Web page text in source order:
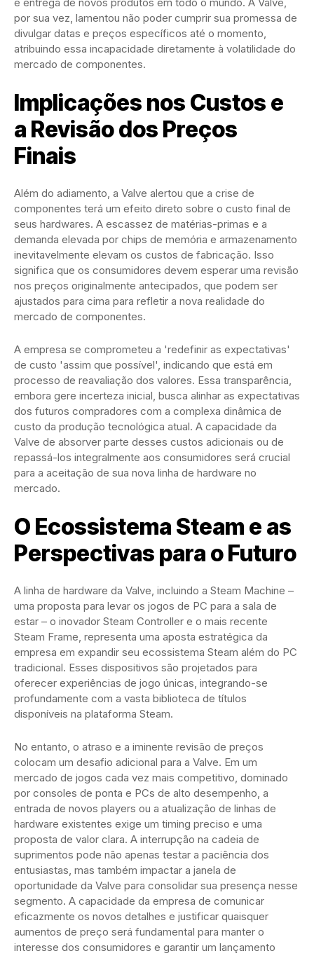
por sua vez, lamentou não poder cumprir sua promessa de
divulgar datas e preços específicos até o momento,
atribuindo essa incapacidade diretamente à volatilidade do
mercado de componentes.
Implicações nos Custos e
a Revisão dos Preços
Finais
Além do adiamento, a Valve alertou que a crise de
componentes terá um efeito direto sobre o custo final de
seus hardwares. A escassez de matérias-primas e a
demanda elevada por chips de memória e armazenamento
inevitavelmente elevam os custos de fabricação. Isso
significa que os consumidores devem esperar uma revisão
nos preços originalmente antecipados, que podem ser
ajustados para cima para refletir a nova realidade do
mercado de componentes.
A empresa se comprometeu a 'redefinir as expectativas'
de custo 'assim que possível', indicando que está em
processo de reavaliação dos valores. Essa transparência,
embora gere incerteza inicial, busca alinhar as expectativas
dos futuros compradores com a complexa dinâmica de
custo da produção tecnológica atual. A capacidade da
Valve de absorver parte desses custos adicionais ou de
repassá-los integralmente aos consumidores será crucial
para a aceitação de sua nova linha de hardware no
mercado.
O Ecossistema Steam e as
Perspectivas para o Futuro
A linha de hardware da Valve, incluindo a Steam Machine –
uma proposta para levar os jogos de PC para a sala de
estar – o inovador Steam Controller e o mais recente
Steam Frame, representa uma aposta estratégica da
empresa em expandir seu ecossistema Steam além do PC
tradicional. Esses dispositivos são projetados para
oferecer experiências de jogo únicas, integrando-se
profundamente com a vasta biblioteca de títulos
disponíveis na plataforma Steam.
No entanto, o atraso e a iminente revisão de preços
colocam um desafio adicional para a Valve. Em um
mercado de jogos cada vez mais competitivo, dominado
por consoles de ponta e PCs de alto desempenho, a
entrada de novos players ou a atualização de linhas de
hardware existentes exige um timing preciso e uma
proposta de valor clara. A interrupção na cadeia de
suprimentos pode não apenas testar a paciência dos
entusiastas, mas também impactar a janela de
oportunidade da Valve para consolidar sua presença nesse
segmento. A capacidade da empresa de comunicar
eficazmente os novos detalhes e justificar quaisquer
aumentos de preço será fundamental para manter o
interesse dos consumidores e garantir um lançamento